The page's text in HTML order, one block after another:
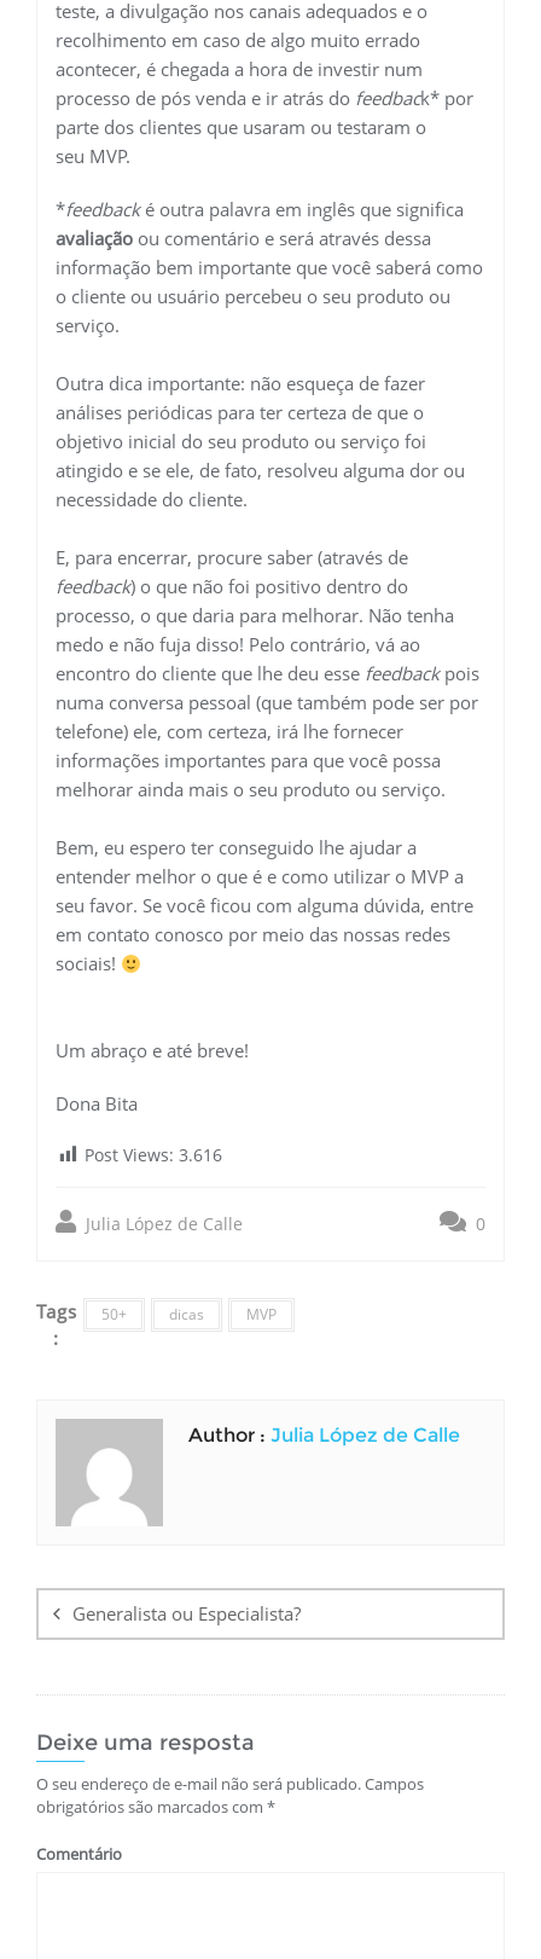
teste, a divulgação nos canais adequados e o
recolhimento em caso de algo muito errado
acontecer, é chegada a hora de investir num
processo de pós venda e ir atrás do feedback* por
parte dos clientes que usaram ou testaram o
seu MVP.
*feedbacké outra palavra em inglês que significa
avaliação ou comentário e será através dessa
informação bem importante que você saberá como
o cliente ou usuário percebeu o seu produto ou
serviço.
Outra dica importante: não esqueça de fazer
análises periódicas para ter certeza de que o
objetivo inicial do seu produto ou serviço foi
atingido e se ele, de fato, resolveu alguma dor ou
necessidade do cliente.
E, para encerrar, procure saber (através de
feedback) o que não foi positivo dentro do
processo, o que daria para melhorar. Não tenha
medo e não fuja disso! Pelo contrário, vá ao
encontro do cliente que lhe deu esse feedbackpois
numa conversa pessoal (que também pode ser por
telefone) ele, com certeza, irá lhe fornecer
informações importantes para que você possa
melhorar ainda mais o seu produto ou serviço.
Bem, eu espero ter conseguido lhe ajudar a
entender melhor o que é e como utilizar o MVP a
seu favor. Se você ficou com alguma dúvida, entre
em contato conosco por meio das nossas redes
sociais!
Um abraço e até breve!
Dona Bita
Post Views: 3.616
Julia López de Calle 0
Tags
:
50+ dicas MVP
Author : Julia López de Calle
de
PostGeneralista ou Especialista?
Deixe uma resposta
O seu endereço de e-mail não será publicado.Campos
obrigatórios são marcados com *
Comentário